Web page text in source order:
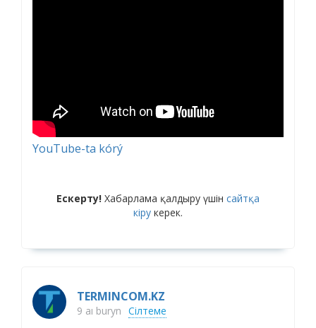
YouTube-ta kórý
Ескерту! Хабарлама қалдыру үшін сайтқа
кіру керек.
TERMINCOM.KZ
9 aı buryn Сілтеме